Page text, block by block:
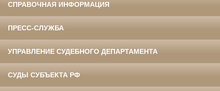
СПРАВОЧНАЯ ИНФОРМАЦИЯ
ПРЕСС-СЛУЖБА
УПРАВЛЕНИЕ СУДЕБНОГО ДЕПАРТАМЕНТА
СУДЫ СУБЪЕКТА РФ